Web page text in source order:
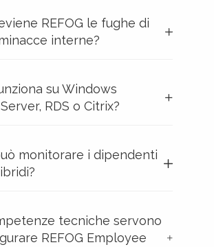
REFOG le fughe di
interne?
su Windows
RDS o Citrix?
monitorare i dipendenti
tecniche servono
REFOG Employee